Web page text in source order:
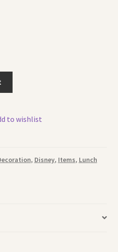
to wishlist
, Disney, Items, Lunch